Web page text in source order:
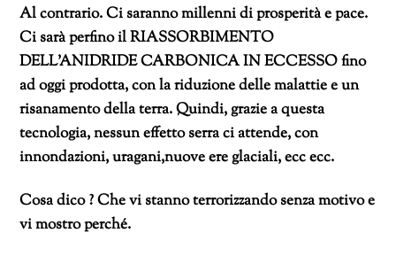
Al contrario. Ci saranno millenni di prosperità e pace.
Ci sarà perfino il RIASSORBIMENTO
DELL’ANIDRIDE CARBONICA IN ECCESSO fino
ad oggi prodotta, con la riduzione delle malattie e un
risanamento della terra. Quindi, grazie a questa
tecnologia, nessun effetto serra ci attende, con
innondazioni, uragani,nuove ere glaciali, ecc ecc.
Cosa dico ? Che vi stanno terrorizzando senza motivo e
vi mostro perché.